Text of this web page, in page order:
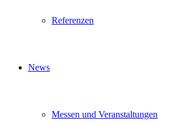
Referenzen
News
Messen und Veranstaltungen